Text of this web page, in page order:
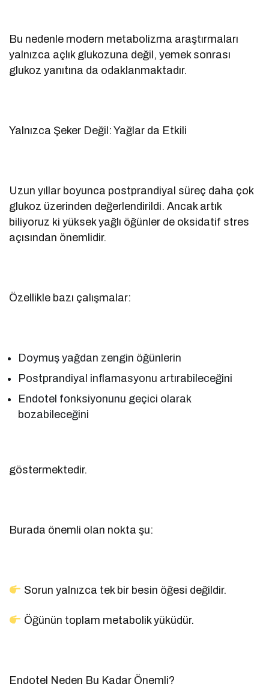
Bu nedenle modern metabolizma araştırmaları
yalnızca açlık glukozuna değil, yemek sonrası
glukoz yanıtına da odaklanmaktadır.
Yalnızca Şeker Değil: Yağlar da Etkili
Uzun yıllar boyunca postprandiyal süreç daha çok
glukoz üzerinden değerlendirildi. Ancak artık
biliyoruz ki yüksek yağlı öğünler de oksidatif stres
açısından önemlidir.
Özellikle bazı çalışmalar:
Doymuş yağdan zengin öğünlerin
Postprandiyal inflamasyonu artırabileceğini
Endotel fonksiyonunu geçici olarak
bozabileceğini
göstermektedir.
Burada önemli olan nokta şu:
Sorun yalnızca tek bir besin öğesi değildir.
Öğünün toplam metabolik yüküdür.
Endotel Neden Bu Kadar Önemli?